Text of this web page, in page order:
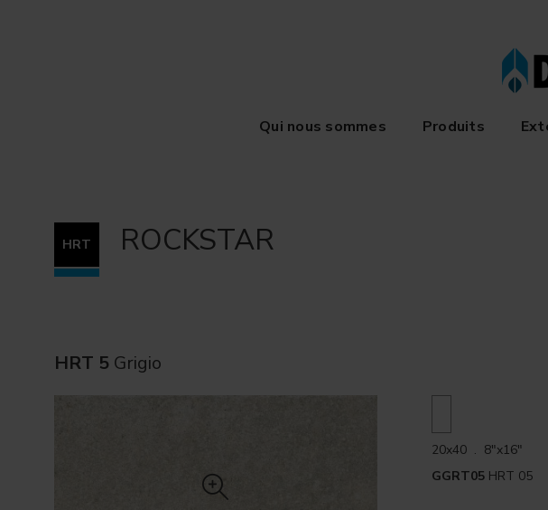
Qui nous sommes Produits
HRT ROCKSTAR
HRT 5 Grigio
20x40 . 8"x16"
GGRT05 HRT 05